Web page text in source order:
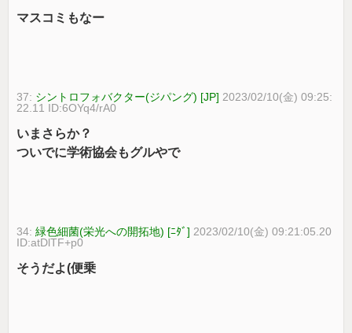
マスコミもなー
37: シントロフォバクター(ジパング) [JP] 2023/02/10(金) 09:25:
22.11 ID:6OYq4/rA0
いまさらか？
ついでに学術協会もグルやで
34:緑色細菌(栄光への開拓地) [ﾆﾀﾞ] 2023/02/10(金) 09:21:05.20
ID:atDlTF+p0
そうだよ(便乗